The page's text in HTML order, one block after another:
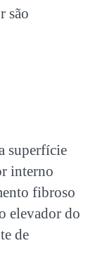
são
superfície
interno
fibroso
elevador do
de